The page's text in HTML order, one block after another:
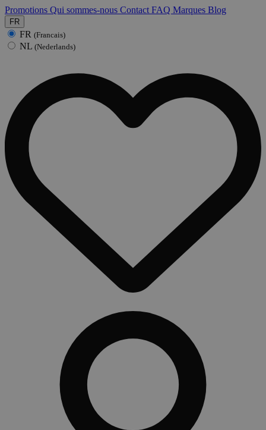
Promotions Qui sommes-nous Contact FAQ Marques Blog
FR
FR (Francais)
NL (Nederlands)